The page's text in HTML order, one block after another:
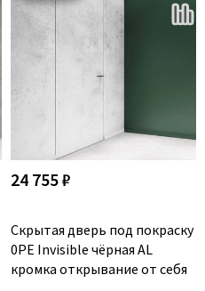
24 755 ₽
Скрытая дверь под покраску
0PE Invisible чёрная AL
кромка открывание от себя